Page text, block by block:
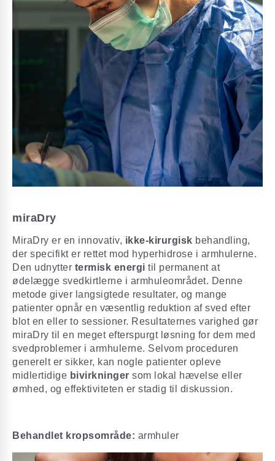
miraDry
MiraDry er en innovativ, ikke-kirurgisk behandling,
der specifikt er rettet mod hyperhidrose i armhulerne.
Den udnytter termisk energi til permanent at
ødelægge svedkirtlerne i armhuleområdet. Denne
metode giver langsigtede resultater, og mange
patienter opnår en væsentlig reduktion af sved efter
blot en eller to sessioner. Resultaternes varighed gør
miraDry til en meget efterspurgt løsning for dem med
svedproblemer i armhulerne. Selvom proceduren
generelt er sikker, kan nogle patienter opleve
midlertidige bivirkninger som lokal hævelse eller
ømhed, og effektiviteten er stadig til diskussion.
Behandlet kropsområde: armhuler